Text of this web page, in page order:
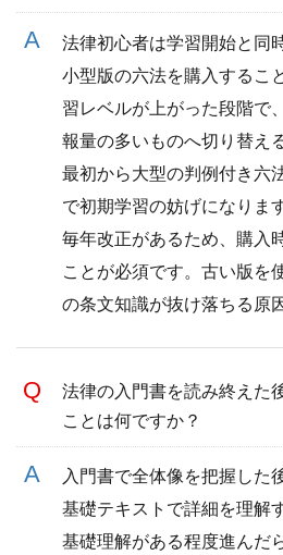
法律初心者は学習開始と同
小型版の六法を購入するこ
習レベルが上がった段階で
報量の多いものへ切り替え
最初から大型の判例付き六
で初期学習の妨げになりま
毎年改正があるため、購入
ことが必須です。古い版を
の条文知識が抜け落ちる原
法律の入門書を読み終えた
ことは何ですか？
入門書で全体像を把握した
基礎テキストで詳細を理解
基礎理解がある程度進んだ